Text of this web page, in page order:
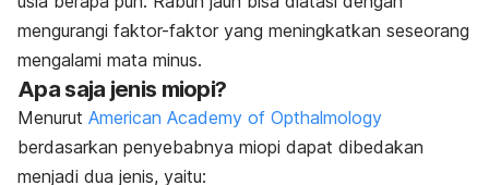
mengurangi faktor-faktor yang meningkatkan seseorang
mengalami mata minus.
Apa saja jenis miopi?
Menurut American Academy of Opthalmology
berdasarkan penyebabnya miopi dapat dibedakan
menjadi dua jenis, yaitu: